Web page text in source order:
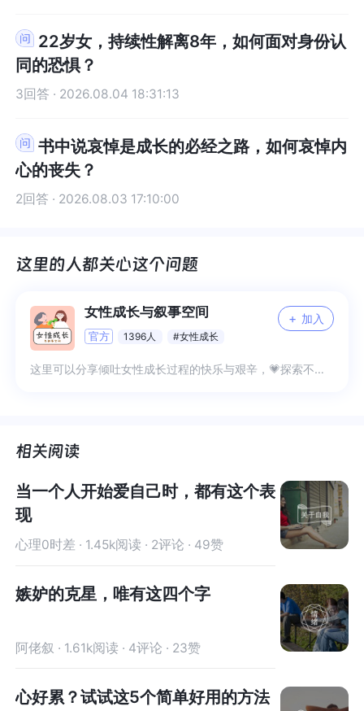
被否定了，被批评了，我们都可以给到自己理解、
安抚和支持，而不会因此而怀疑和攻击自己，也不
会因此而变得太过焦虑，也就是说，一个足够爱自
己的人，是有着稳定的自我价值感的，而这种稳定
们在遇到各种挫折的时候，依然可以与自己和解，
不内耗，继续好好生活。实际上，当我们能够爱自
己，我们的内在也会更有力量，因为我们的内在不
再匮乏，而是充满爱的，就不需要在人际关系中去
都是尊重自己、欣赏你自己的人，我们的关系反而
己就是为了让自己活得更自在，更自由。就像《被
讨厌的勇气》里说的，当你不再渴求别人的认可，
不再害怕被讨厌，就能够获得真正的自由。而要获
得这份自由，就需要我们自己能够给到自己足够的
那里收回来，就不需要通过别人对自己的态度和评
价来确认自己的价值，而这一切的基础都在于我们
自己对自己的价值是足够肯定和确定的，而要实现
这一点，我们就需要好好爱自己。以上，供你参
考，祝好！
了，被批评了，我们都可以给到自己理解、安抚和
支持，而不会因此而怀疑和攻击自己，也不会因此
而变得太过焦虑，也就是说，一个足够爱自己的
人，是有着稳定的自我价值感的，而这种稳定的自
遇到各种挫折的时候，依然可以与自己和解，不内
耗，继续好好生活。实际上，当我们能够爱自己，
我们的内在也会更有力量，因为我们的内在不再匮
乏，而是充满爱的，就不需要在人际关系中去过度
尊重自己、欣赏你自己的人，我们的关系反而会变
是为了让自己活得更自在，更自由。就像《被讨厌
的勇气》里说的，当你不再渴求别人的认可，不再
害怕被讨厌，就能够获得真正的自由。而要获得这
份自由，就需要我们自己能够给到自己足够的爱，
收回来，就不需要通过别人对自己的态度和评价来
确认自己的价值，而这一切的基础都在于我们自己
对自己的价值是足够肯定和确定的，而要实现这一
点，我们就需要好好爱自己。以上，供你参考，祝
好！
幸的一端先往零点走。至于到了零点之后的事情，
那等到了再说。第三，不要去找所谓的动力，也不
要去找爱自己是为了什么，先去做点小事情。比
如，认真吃饭，选择自己喜欢吃的店去吃，或者是
但一直没做的事情，比如，学跳舞，学画画等。如
果有条件的话，建议去做一些志愿活动。找你们当
地的社区，民政、博物馆等，看看有没有志愿服务
活动或项目，然后去报名参加活动。也可以在网上
家参加。时间允许的话，强烈建议你去做。你也可
端先往零点走。至于到了零点之后的事情，那等到
了再说。第三，不要去找所谓的动力，也不要去找
爱自己是为了什么，先去做点小事情。比如，认真
吃饭，选择自己喜欢吃的店去吃，或者是自己动手
做的事情，比如，学跳舞，学画画等。如果有条件
的话，建议去做一些志愿活动。找你们当地的社
区，民政、博物馆等，看看有没有志愿服务活动或
项目，然后去报名参加活动。也可以在网上搜你们
加。时间允许的话，强烈建议你去做。你也可以去
22岁女，持续性解离8年，如何面对身份认
同的恐惧？
3回答 · 2026.08.04 18:31:13
书中说哀悼是成长的必经之路，如何哀悼内
心的丧失？
2回答 · 2026.08.03 17:10:00
女性成长与叙事空间
官方 1396人 #女性成长
+ 加入
这里可以分享倾吐女性成长过程的快乐与艰辛，💗探索不同的成长路途。🌱愿我们的相互陪伴浇灌出一片沃土，申请进群的小鲸鱼请务必❗️填写申请理由呀🐿或敲打暗号：我所经历的每一分钟都是成长。🍃
当一个人开始爱自己时，都有这个表
现
心理0时差 · 1.45k阅读 · 2评论 · 49赞
嫉妒的克星，唯有这四个字
阿佬叙 · 1.61k阅读 · 4评论 · 23赞
心好累？试试这5个简单好用的方法